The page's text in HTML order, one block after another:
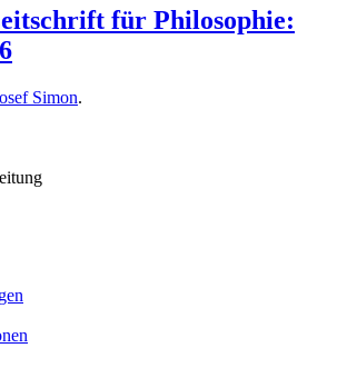
für Philosophie:
Simon.